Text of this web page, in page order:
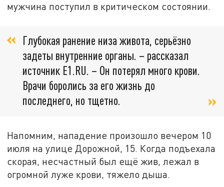
мужчина поступил в критическом состоянии.
Глубокая ранение низа живота, серьёзно
задеты внутренние органы. – рассказал
источник Е1.RU. – Он потерял много крови.
Врачи боролись за его жизнь до
последнего, но тщетно.
Напомним, нападение произошло вечером 10
июля на улице Дорожной, 15. Когда подъехала
скорая, несчастный был ещё жив, лежал в
огромной луже крови, тяжело дыша.